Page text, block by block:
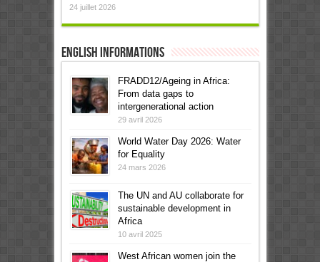
24 juillet 2026
English informations
FRADD12/Ageing in Africa:
From data gaps to
intergenerational action
29 avril 2026
World Water Day 2026: Water
for Equality
24 mars 2026
The UN and AU collaborate for
sustainable development in
Africa
10 avril 2025
West African women join the